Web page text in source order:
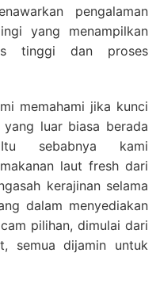
pengalaman
yang menampilkan
tinggi dan proses
memahami jika kunci
luar biasa berada
sebabnya kami
laut fresh dari
kerajinan selama
dalam menyediakan
pilihan, dimulai dari
semua dijamin untuk